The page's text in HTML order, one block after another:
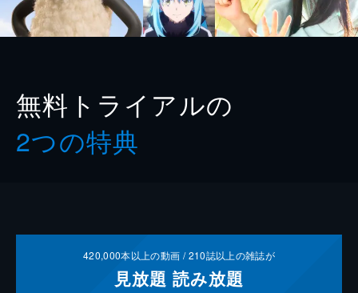
無料トライアルの
2つの特典
420,000本以上の動画 /210誌以上の雑誌が
見放題 読み放題